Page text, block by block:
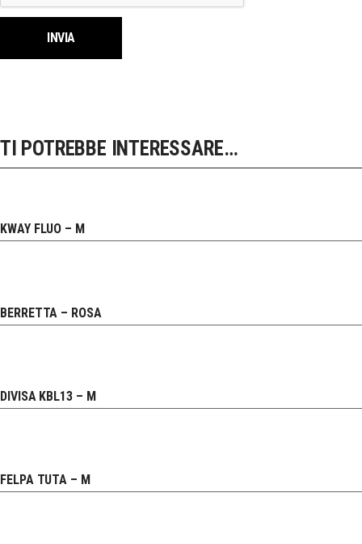
TI POTREBBE INTERESSARE…
KWAY FLUO – M
BERRETTA – ROSA
DIVISA KBL13 – M
FELPA TUTA – M